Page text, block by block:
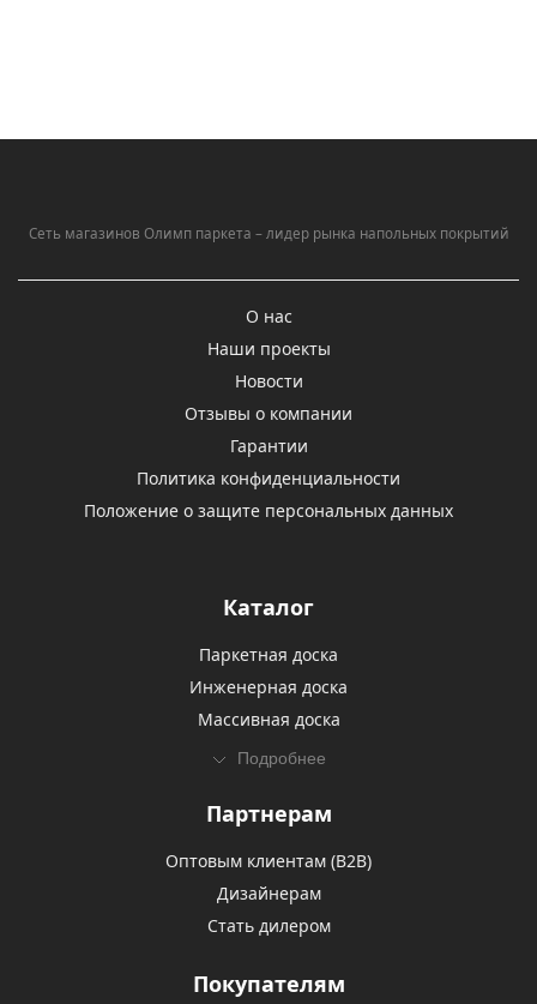
Сеть магазинов Олимп паркета – лидер рынка напольных покрытий
О нас
Наши проекты
Новости
Отзывы о компании
Гарантии
Политика конфиденциальности
Положение о защите персональных данных
Каталог
Паркетная доска
Инженерная доска
Массивная доска
Подробнее
Партнерам
Оптовым клиентам (В2В)
Дизайнерам
Стать дилером
Покупателям